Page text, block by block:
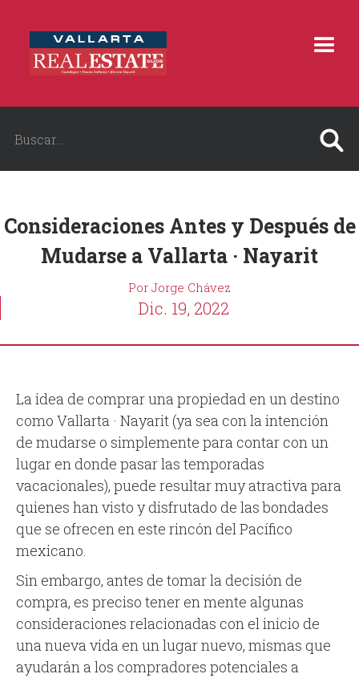
Consideraciones Antes y Después de
Mudarse a Vallarta · Nayarit
Por Jorge Chávez
Dic. 19, 2022
La idea de comprar una propiedad en un destino
como Vallarta · Nayarit (ya sea con la intención
de mudarse o simplemente para contar con un
lugar en donde pasar las temporadas
vacacionales), puede resultar muy atractiva para
quienes han visto y disfrutado de las bondades
que se ofrecen en este rincón del Pacífico
mexicano.
Sin embargo, antes de tomar la decisión de
compra, es preciso tener en mente algunas
consideraciones relacionadas con el inicio de
una nueva vida en un lugar nuevo, mismas que
ayudarán a los compradores potenciales a